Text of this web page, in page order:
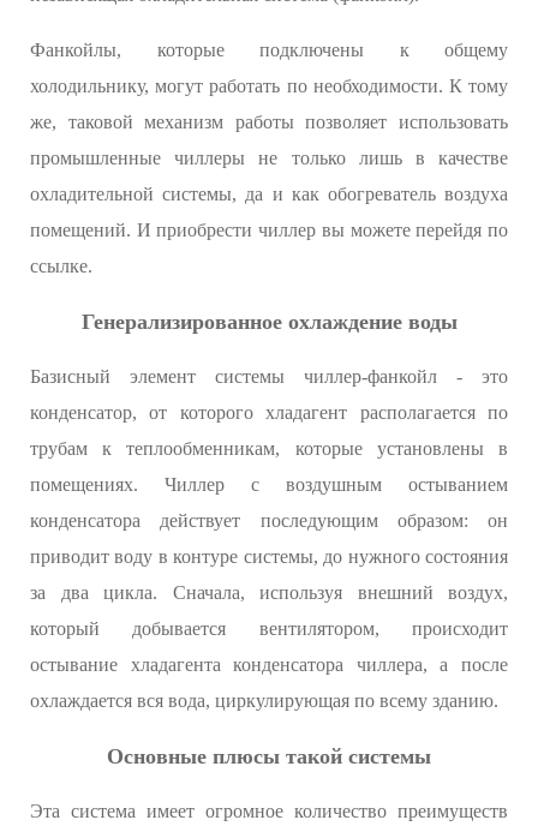
Фанкойлы, которые подключены к общему
холодильнику, могут работать по необходимости. К тому
же, таковой механизм работы позволяет использовать
промышленные чиллеры не только лишь в качестве
охладительной системы, да и как обогреватель воздуха
помещений. И приобрести чиллер вы можете перейдя по
ссылке.
Генерализированное охлаждение воды
Базисный элемент системы чиллер-фанкойл - это
конденсатор, от которого хладагент располагается по
трубам к теплообменникам, которые установлены в
помещениях. Чиллер с воздушным остыванием
конденсатора действует последующим образом: он
приводит воду в контуре системы, до нужного состояния
за два цикла. Сначала, используя внешний воздух,
который добывается вентилятором, происходит
остывание хладагента конденсатора чиллера, а после
охлаждается вся вода, циркулирующая по всему зданию.
Основные плюсы такой системы
Эта система имеет огромное количество преимуществ